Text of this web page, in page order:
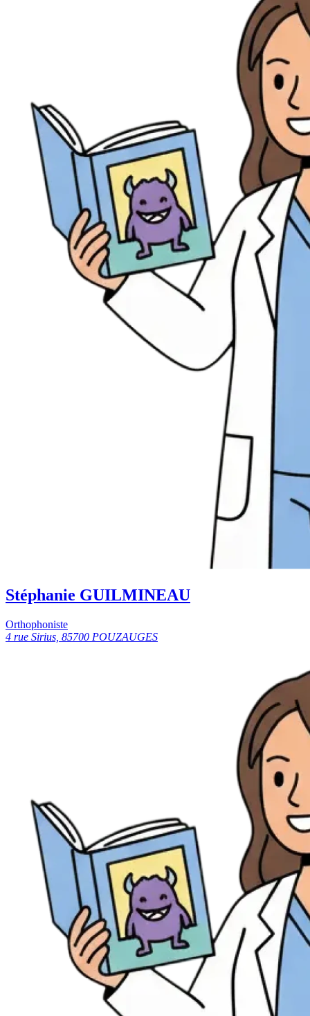
Stéphanie GUILMINEAU
Orthophoniste
4 rue Sirius, 85700 POUZAUGES